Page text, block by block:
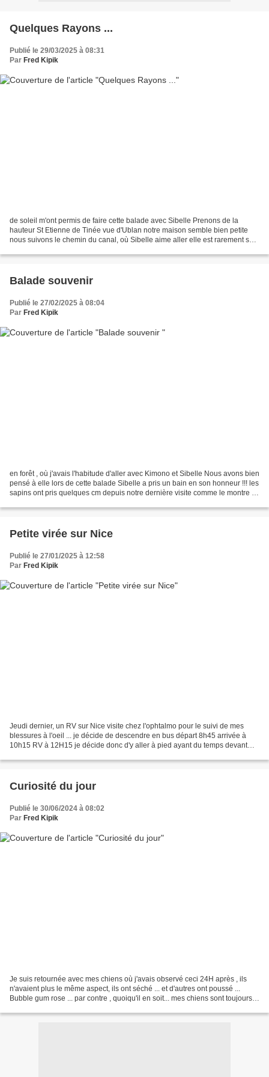
Quelques Rayons ...
Publié le 29/03/2025 à 08:31
Par Fred Kipik
de soleil m'ont permis de faire cette balade avec Sibelle Prenons de la
hauteur St Etienne de Tinée vue d'Ublan notre maison semble bien petite
nous suivons le chemin du canal, où Sibelle aime aller elle est rarement sur
Balade souvenir
Publié le 27/02/2025 à 08:04
Par Fred Kipik
en forêt , où j'avais l'habitude d'aller avec Kimono et Sibelle Nous avons bien
pensé à elle lors de cette balade Sibelle a pris un bain en son honneur !!! les
sapins ont pris quelques cm depuis notre dernière visite comme le montre la
Petite virée sur Nice
Publié le 27/01/2025 à 12:58
Par Fred Kipik
Jeudi dernier, un RV sur Nice visite chez l'ophtalmo pour le suivi de mes
blessures à l'oeil ... je décide de descendre en bus départ 8h45 arrivée à
10h15 RV à 12H15 je décide donc d'y aller à pied ayant du temps devant
Curiosité du jour
Publié le 30/06/2024 à 08:02
Par Fred Kipik
Je suis retournée avec mes chiens où j'avais observé ceci 24H après , ils
n'avaient plus le même aspect, ils ont séché ... et d'autres ont poussé ...
Bubble gum rose ... par contre , quoiqu'il en soit... mes chiens sont toujours